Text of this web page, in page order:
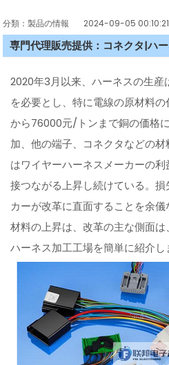
分類：製品の情報 2024-09-05 00:10:21
専門代理販売提供：コネクタ|ハ
2020年3月以来、ハーネスの生産
を必要とし、特に電線の原材料
から76000元/トンまで銅の価格
加、他の端子、コネクタなどの
はワイヤーハーネスメーカーの
接つながる上昇し続けている。
カーが改革に直面することを余
材料の上昇は、改革の主な側面
ハーネス加工工場を簡単に紹介し